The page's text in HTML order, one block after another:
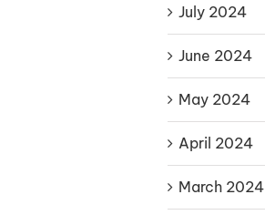
July 2024
June 2024
May 2024
April 2024
March 2024